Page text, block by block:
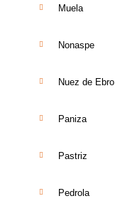
Muela
Nonaspe
Nuez de Ebro
Paniza
Pastriz
Pedrola